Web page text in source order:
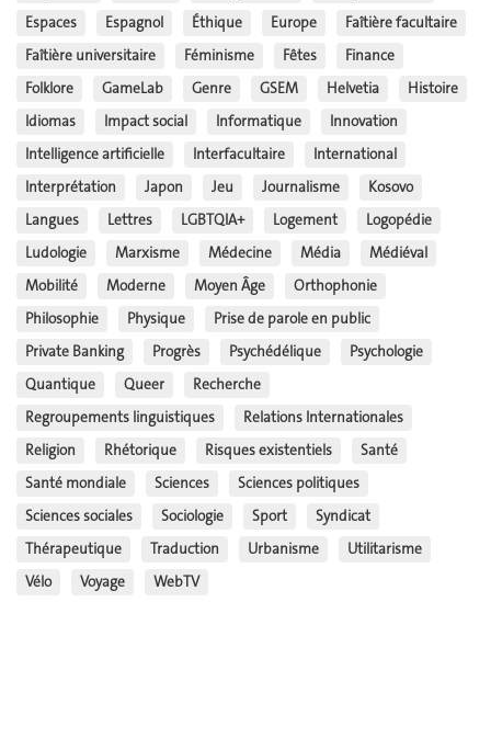
Espaces
Espagnol Éthique Europe
Faîtière facultaire
Faîtière universitaire
Féminisme Fêtes
Finance
Folklore
GameLab Genre GSEM Helvetia
Histoire
Idiomas
Impact social Informatique
Innovation
Intelligence artificielle
Interfacultaire
International
Interprétation
Japon Jeu Journalisme
Kosovo
Langues
Lettres LGBTQIA+ Logement
Logopédie
Ludologie
Marxisme Médecine Média
Médiéval
Mobilité
Moderne Moyen Âge
Orthophonie
Philosophie
Physique
Prise de parole en public
Private Banking
Progrès Psychédélique
Psychologie
Quantique
Queer
Recherche
Regroupements linguistiques
Relations Internationales
Religion
Rhétorique Risques existentiels
Santé
Santé mondiale
Sciences
Sciences politiques
Sciences sociales
Sociologie Sport
Syndicat
Thérapeutique
Traduction Urbanisme
Utilitarisme
Vélo
Voyage WebTV